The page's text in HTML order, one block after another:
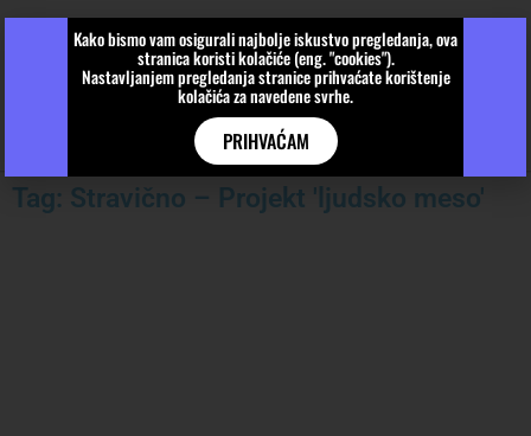
Tag: Stravično – Projekt 'ljudsko meso'
Kako bismo vam osigurali najbolje iskustvo pregledanja, ova
stranica koristi kolačiće (eng. "cookies").
Nastavljanjem pregledanja stranice prihvaćate korištenje
kolačića za navedene svrhe.
PRIHVAĆAM